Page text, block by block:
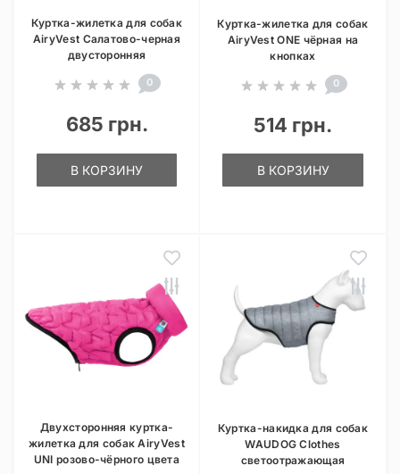
Куртка-жилетка для собак
AiryVest Салатово-черная
двусторонняя
0
685 грн.
В КОРЗИНУ
Куртка-жилетка для собак
AiryVest ONE чёрная на
кнопках
0
514 грн.
В КОРЗИНУ
Двухсторонняя куртка-
жилетка для собак AiryVest
UNI розово-чёрного цвета
Куртка-накидка для собак
WAUDOG Clothes
светоотражающая